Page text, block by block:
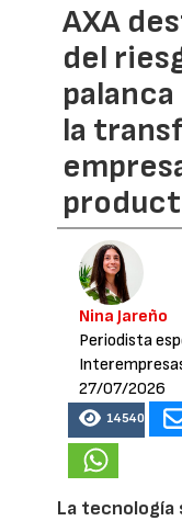
AXA
del
la
Nina Jareño
Periodista
27/07/2026
14540
La tecnología